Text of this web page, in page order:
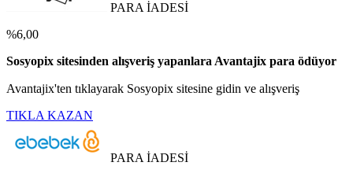
PARA İADESİ
%6,00
Sosyopix sitesinden alışveriş yapanlara Avantajix para ödüyor
Avantajix'ten tıklayarak Sosyopix sitesine gidin ve alışveriş
TIKLA KAZAN
PARA İADESİ